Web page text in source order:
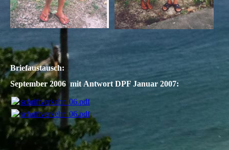
Briefaustausch:
September 2006 mit Antwort DPF Januar 2007:
schriftverkehr_06.pdf (245.96KB)
schriftverkehr_06.pdf(245.96KB)